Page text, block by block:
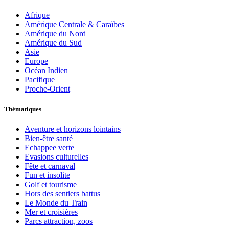
Afrique
Amérique Centrale & Caraïbes
Amérique du Nord
Amérique du Sud
Asie
Europe
Océan Indien
Pacifique
Proche-Orient
Thématiques
Aventure et horizons lointains
Bien-être santé
Echappee verte
Evasions culturelles
Fête et carnaval
Fun et insolite
Golf et tourisme
Hors des sentiers battus
Le Monde du Train
Mer et croisières
Parcs attraction, zoos